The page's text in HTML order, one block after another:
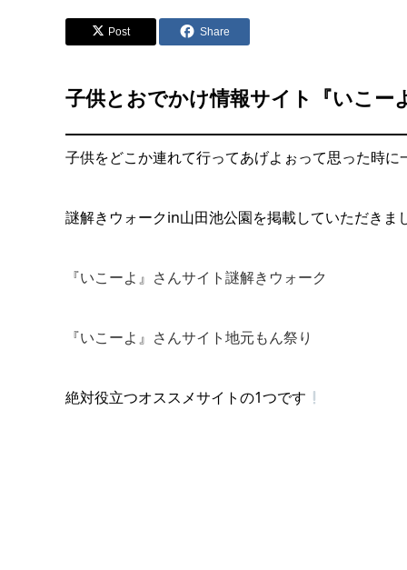
Post Share
子供とおでかけ情報サイト『いこー
子供をどこか連れて行ってあげよぉって思った時
謎解きウォークin山田池公園を掲載していただきま
『いこーよ』さんサイト謎解きウォーク
『いこーよ』さんサイト地元もん祭り
絶対役立つオススメサイトの1つです